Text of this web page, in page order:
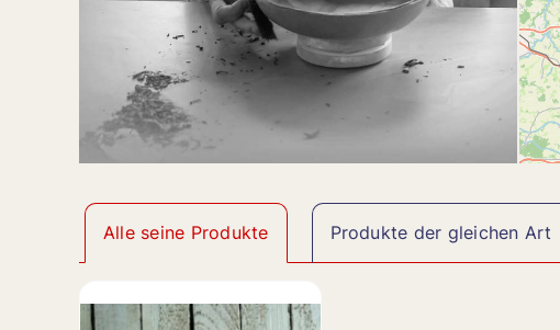
Alle seine Produkte Produkte der gleichen Art